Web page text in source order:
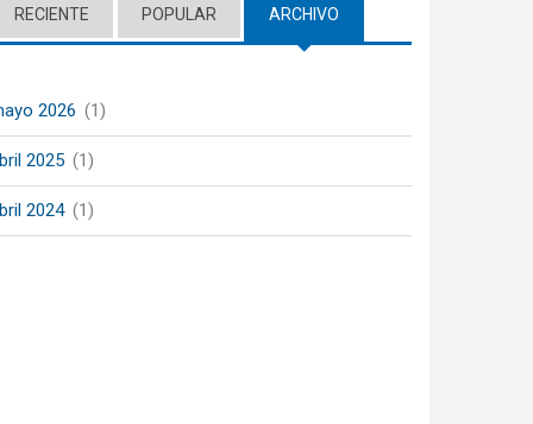
RECIENTE POPULAR ARCHIVO
2026 (1)
2025 (1)
2024 (1)